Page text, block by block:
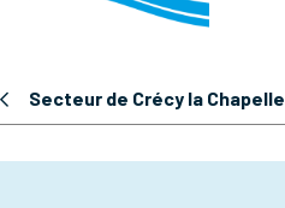
Secteur de Crécy la Chapelle